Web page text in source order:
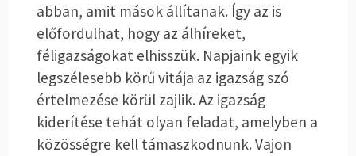
abban, amit mások állítanak. Így az is
előfordulhat, hogy az álhíreket,
féligazságokat elhisszük. Napjaink egyik
legszélesebb körű vitája az igazság szó
értelmezése körül zajlik. Az igazság
kiderítése tehát olyan feladat, amelyben a
közösségre kell támaszkodnunk. Vajon